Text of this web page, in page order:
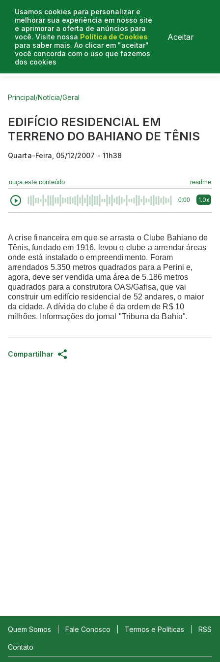
Usamos cookies para personalizar e
melhorar sua experiência em nosso site
e aprimorar a oferta de anúncios para
você. Visite nossa Política de Cookies
para saber mais. Ao clicar em "aceitar"
você concorda com o uso que fazemos
dos cookies
Aceitar
Curtas do Poder
Principal/Notícia/Geral
EDIFÍCIO RESIDENCIAL EM
TERRENO DO BAHIANO DE TÊNIS
Quarta-Feira, 05/12/2007 - 11h38
ouça este conteúdo readme
0:00 1.0x
A crise financeira em que se arrasta o Clube Bahiano de
Tênis, fundado em 1916, levou o clube a arrendar áreas
onde está instalado o empreendimento. Foram
arrendados 5.350 metros quadrados para a Perini e,
agora, deve ser vendida uma área de 5.186 metros
quadrados para a construtora OAS/Gafisa, que vai
construir um edifício residencial de 52 andares, o maior
da cidade. A dívida do clube é da ordem de R$ 10
milhões. Informações do jornal "Tribuna da Bahia".
Compartilhar
Quem Somos Fale Conosco Termos e Políticas RSS
Contato